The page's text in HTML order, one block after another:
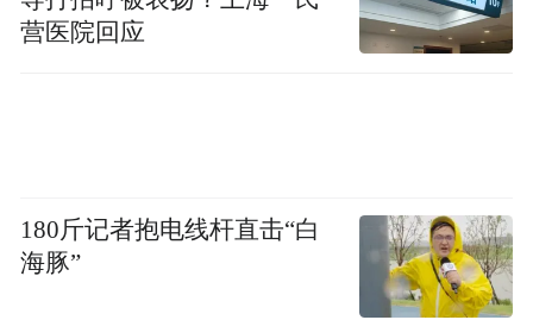
营医院回应
180斤记者抱电线杆直击“白
海豚”